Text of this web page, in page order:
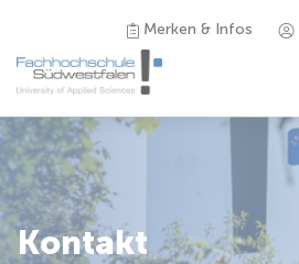
Merken & Infos
Studieninteressierte
Studienangebot
Kontakt